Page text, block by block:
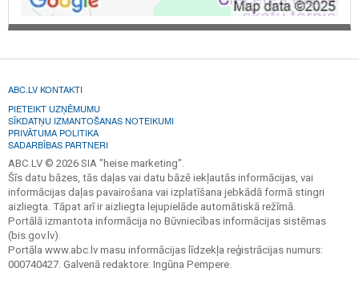
ABC.LV KONTAKTI
PIETEIKT UZŅĒMUMU
SĪKDATŅU IZMANTOŠANAS NOTEIKUMI
PRIVĀTUMA POLITIKA
SADARBĪBAS PARTNERI
ABC.LV © 2026 SIA "heise marketing".
Šīs datu bāzes, tās daļas vai datu bāzē iekļautās informācijas, vai
informācijas daļas pavairošana vai izplatīšana jebkādā formā stingri
aizliegta. Tāpat arī ir aizliegta lejupielāde automātiskā režīmā.
Portālā izmantota informācija no Būvniecības informācijas sistēmas
(bis.gov.lv).
Portāla www.abc.lv masu informācijas līdzekļa reģistrācijas numurs:
000740427. Galvenā redaktore: Ingūna Pempere.